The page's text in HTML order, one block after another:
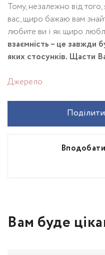
Тому, незалежно від
вас, щиро бажаю вам
любите ви і як щиро
взаємність – це завжди
яких стосунків. Щасти
Джерело
Вам буде